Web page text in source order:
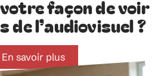
façon de voir
de l’audiovisuel ?
En savoir plus